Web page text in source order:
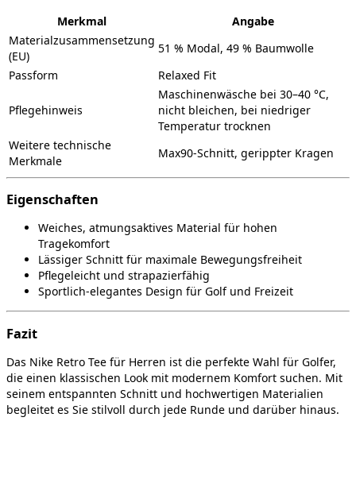
Merkmal
Angabe
Materialzusammensetzung
(EU)
51 % Modal, 49 % Baumwolle
Passform
Relaxed Fit
Pflegehinweis
Maschinenwäsche bei 30–40 °C,
nicht bleichen, bei niedriger
Temperatur trocknen
Weitere technische
Merkmale
Max90-Schnitt, gerippter Kragen
Eigenschaften
Weiches, atmungsaktives Material für hohen
Tragekomfort
Lässiger Schnitt für maximale Bewegungsfreiheit
Pflegeleicht und strapazierfähig
Sportlich-elegantes Design für Golf und Freizeit
Fazit
Das Nike Retro Tee für Herren ist die perfekte Wahl für Golfer,
die einen klassischen Look mit modernem Komfort suchen. Mit
seinem entspannten Schnitt und hochwertigen Materialien
begleitet es Sie stilvoll durch jede Runde und darüber hinaus.